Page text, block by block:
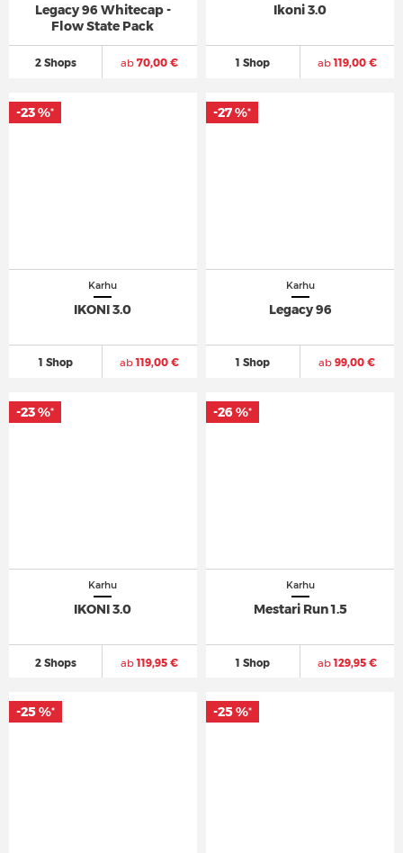
Legacy 96 Whitecap -
Flow State Pack
2 Shops ab 70,00 €
Ikoni 3.0
1 Shop ab119,00 €
Karhu
IKONI 3.0
1 Shop ab119,00 €
-23 %*
Karhu
Legacy 96
1 Shop ab 99,00 €
-27 %*
Karhu
IKONI 3.0
2 Shops ab119,95 €
-23 %*
Karhu
Mestari Run 1.5
1 Shop ab129,95 €
-26 %*
-25 %* -25 %*